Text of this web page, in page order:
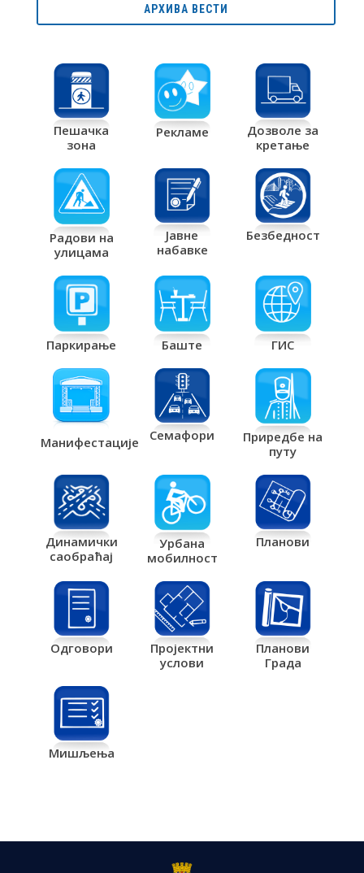
АРХИВА ВЕСТИ
Пешачка
зона
Рекламе
Дозволе за
кретање
Радови на
улицама
Јавне
набавке
Безбедност
Паркирање Баште ГИС
Манифестације Семафори
Приредбе на
путу
Динамички
саобраћај
Урбана
мобилност
Планови
Одговори
Пројектни
услови
Планови
Града
Мишљења